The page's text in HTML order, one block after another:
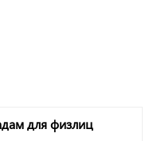
для физлиц